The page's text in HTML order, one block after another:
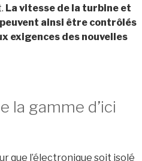
La vitesse de la turbine et
peuvent ainsi être contrôlés
exigences des nouvelles
la gamme d’ici
que l’électronique soit isolé